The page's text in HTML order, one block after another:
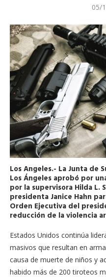
05/
Los Angeles.- La Junta de
Los Ángeles aprobó por
por la supervisora ​​Hilda L.
presidenta Janice Hahn
Orden Ejecutiva del
reducción de la violencia
Estados Unidos continúa
masivos que resultan en
causa de muerte de niños y
habido más de 200 tiroteos